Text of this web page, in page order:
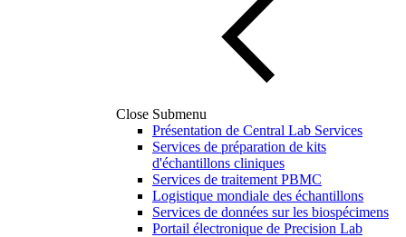
Close Submenu
Présentation de Central Lab Services
Services de préparation de kits
d'échantillons cliniques
Services de traitement PBMC
Logistique mondiale des échantillons
Services de données sur les biospécimens
Portail électronique de Precision Lab